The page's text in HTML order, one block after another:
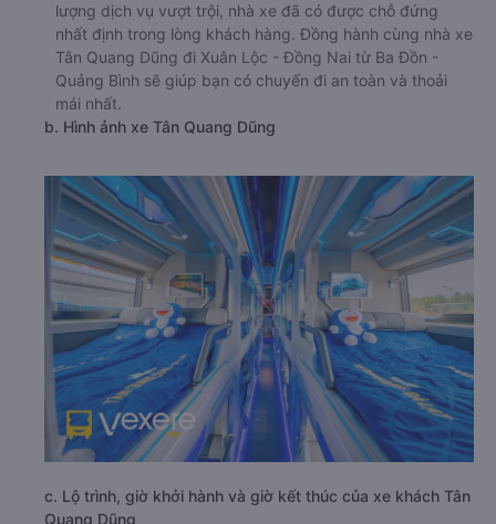
lượng dịch vụ vượt trội, nhà xe đã có được chỗ đứng
nhất định trong lòng khách hàng. Đồng hành cùng nhà xe
Tân Quang Dũng đi Xuân Lộc - Đồng Nai từ Ba Đồn -
Quảng Bình sẽ giúp bạn có chuyến đi an toàn và thoải
mái nhất.
b. Hình ảnh xe Tân Quang Dũng
c. Lộ trình, giờ khởi hành và giờ kết thúc của xe khách Tân
Quang Dũng